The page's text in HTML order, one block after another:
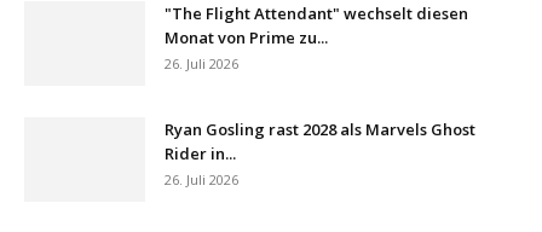
"The Flight Attendant" wechselt diesen
Monat von Prime zu...
26. Juli 2026
Ryan Gosling rast 2028 als Marvels Ghost
Rider in...
26. Juli 2026